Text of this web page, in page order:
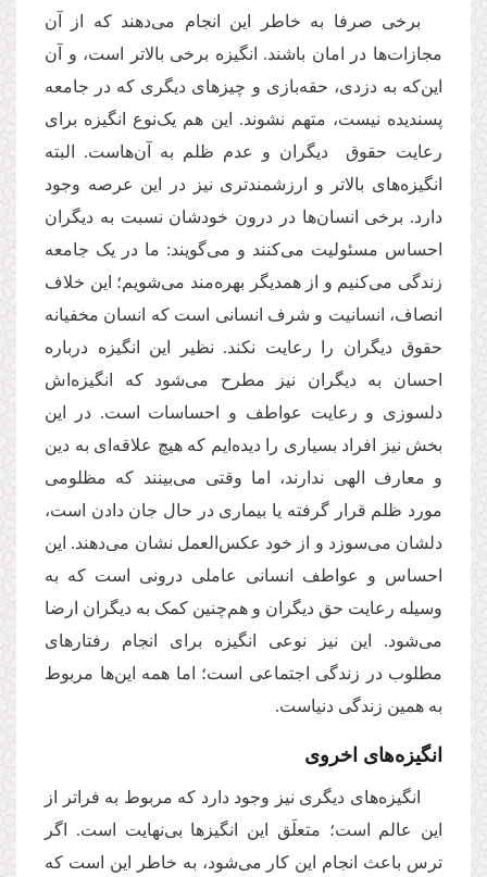
برخی صرفا به خاطر این انجام می‌دهند که از آن
مجازات‌ها در امان باشند. انگیزه برخی بالاتر‌ است، و آن
این‌که به دزدی، حقه‌بازی و چیزهای دیگری که در جامعه
پسندیده نیست، متهم نشوند. این هم یک‌نوع انگیزه برای
رعایت حقوق دیگران و عدم ظلم به آن‌هاست. البته
انگیزه‌های بالاتر و ارزشمندتری نیز در این عرصه وجود
دارد. برخی انسان‌ها در درون خودشان نسبت به دیگران
احساس مسئولیت می‌کنند و می‌گویند: ما در یک جامعه
زندگی می‌کنیم و از همدیگر بهره‌مند می‌شویم؛ این خلاف
انصاف، انسانیت و شرف انسانی است که انسان مخفیانه
حقوق دیگران را رعایت نکند. نظیر این انگیزه درباره
احسان به دیگران نیز مطرح می‌شود که انگیزه‌اش
دلسوزی و رعایت عواطف و احساسات است. در این
بخش نیز افراد بسیاری را دیده‌ایم که هیچ علاقه‌ای به دین
و معارف الهی ندارند، اما وقتی می‌بینند که مظلومی
مورد ظلم قرار گرفته یا بیماری در حال جان دادن است،
دلشان می‌سوزد و از خود عکس‌العمل نشان می‌دهند. این
احساس و عواطف انسانی عاملی درونی است که به
وسیله رعایت حق دیگران و هم‌چنین کمک به دیگران ارضا
می‌شود. این نیز نوعی انگیزه‌ برای انجام رفتارهای
مطلوب در زندگی اجتماعی است؛ اما همه این‌ها مربوط
به همین زندگی دنیاست.
انگیزه‌های اخروی
انگیزه‌های دیگری نیز وجود دارد که مربوط به فراتر از
این عالم است؛ متعلَق این انگیزها بی‌نهایت است. اگر
ترس باعث انجام این کار می‌شود، به خاطر این است که